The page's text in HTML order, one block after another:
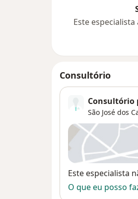
Este
Consultório
São José dos
Disponibilidade
Este especialista
O que eu posso